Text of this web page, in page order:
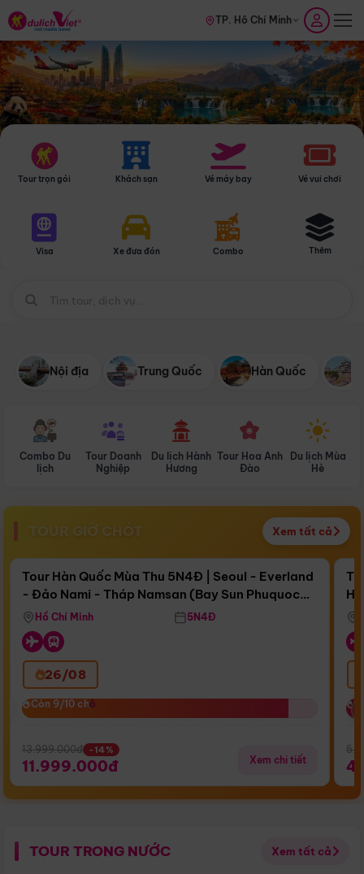
TP. Hồ Chí Minh
Tour trọn gói Khách sạn Vé máy bay Vé vui chơi
Visa Xe đưa đón Combo Thêm
Nội địa Trung Quốc Hàn Quốc
Combo Du
lịch
Tour Doanh
Nghiệp
Du lịch Hành
Hương
Tour Hoa Anh
Đào
Du lịch Mùa
Hè
TOUR GIỜ CHÓT Xem tất cả
Còn17 ngày 05:56:47
Bay Sun Phuquoc Airways
Điểm nổi bật
Tour Hàn Quốc Mùa Thu 5N4Đ | Seoul - Everland
- Đảo Nami - Tháp Namsan (Bay Sun Phuquoc
Airways)
Hồ Chí Minh 5N4Đ
26/08
Còn 9/10 chỗ
Còn 9/10 chỗ
13.999.000đ -14%
11.999.000đ Xem chi tiết
TOUR TRONG NƯỚC Xem tất cả
Điểm nổi bật